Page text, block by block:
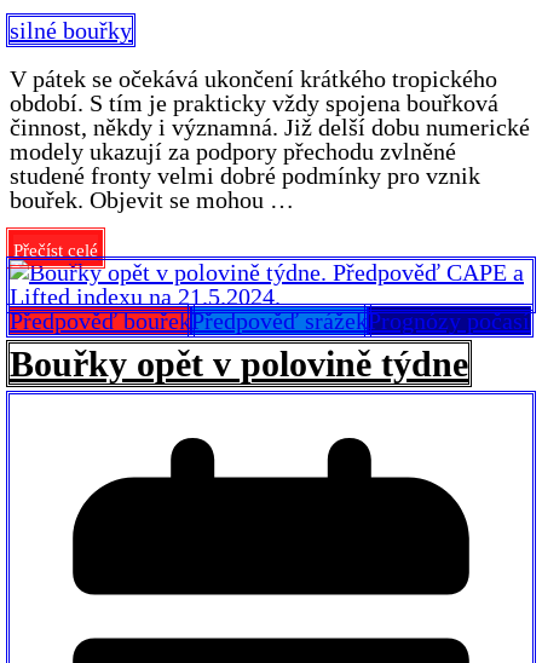
silné bouřky
V pátek se očekává ukončení krátkého tropického
období. S tím je prakticky vždy spojena bouřková
činnost, někdy i významná. Již delší dobu numerické
modely ukazují za podpory přechodu zvlněné
studené fronty velmi dobré podmínky pro vznik
bouřek. Objevit se mohou …
Přečíst celé
Předpověď bouřekPředpověď srážekPrognózy počasí
Bouřky opět v polovině týdne